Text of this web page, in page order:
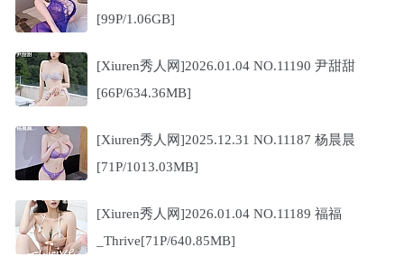
[99P/1.06GB]
[Xiuren秀人网]2026.01.04 NO.11190 尹甜甜
[66P/634.36MB]
[Xiuren秀人网]2025.12.31 NO.11187 杨晨晨
[71P/1013.03MB]
[Xiuren秀人网]2026.01.04 NO.11189 福福
_Thrive[71P/640.85MB]